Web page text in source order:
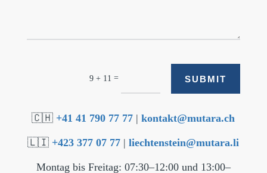
9 + 11 = SUBMIT
🇨🇭 +41 41 790 77 77 |kontakt@mutara.ch
🇱🇮 +423 377 07 77 |liechtenstein@mutara.li
Montag bis Freitag: 07:30–12:00 und 13:00–